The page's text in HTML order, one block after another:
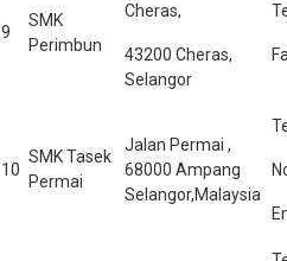
9
SMK
Perimbun
Cheras,
43200 Cheras,
Selangor
10
SMK Tasek
Permai
Jalan Permai ,
68000 Ampang
Selangor,Malaysia